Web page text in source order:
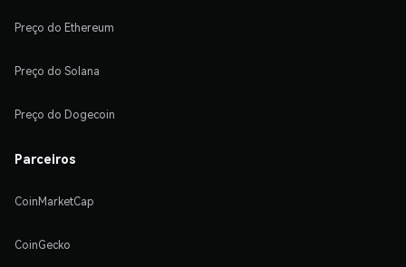
Preço do Ethereum
Preço do Solana
Preço do Dogecoin
Parceiros
CoinMarketCap
CoinGecko